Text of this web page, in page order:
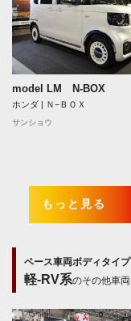
model LM N-BOX
ホンダ | Ｎ−ＢＯＸ
サンショウ
もっと見る
ベース車両ボディタイプ
軽-RV系のその他車両